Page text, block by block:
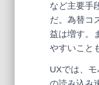
など主要手
だ。為替コ
益は増す。
やすいこと
UXでは、